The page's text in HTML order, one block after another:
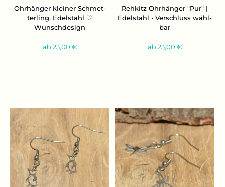
Ohr­hän­ger klei­ner Schmet­
ter­ling, Edel­stahl ♡
Wunsch­de­sign
ab 23,00 €
Reh­kitz Ohr­hän­ger "Pur" |
Edel­stahl • Ver­schluss wähl­
bar
ab 23,00 €